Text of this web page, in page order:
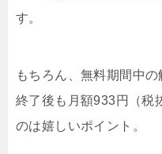
す。
もちろん、無料期間中
終了後も月額933円（税
のは嬉しいポイント。